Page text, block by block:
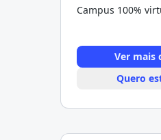
Campus 100%
Ver mais
Quero